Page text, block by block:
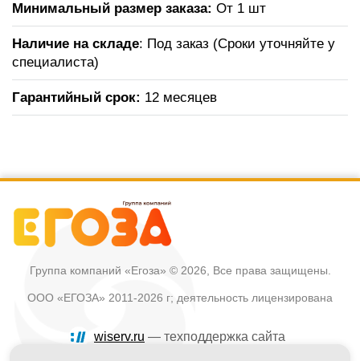
Минимальный размер заказа: От 1 шт
Наличие на складе: Под заказ (Сроки уточняйте у
специалиста)
Гарантийный срок: 12 месяцев
Группа компаний «Егоза» © 2026, Все права защищены.
ООО «ЕГОЗА» 2011-2026 г; деятельность лицензирована
wiserv.ru — техподдержка сайта